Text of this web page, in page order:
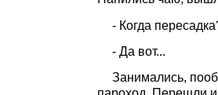
- Когда
- Да вот...
Занимались,